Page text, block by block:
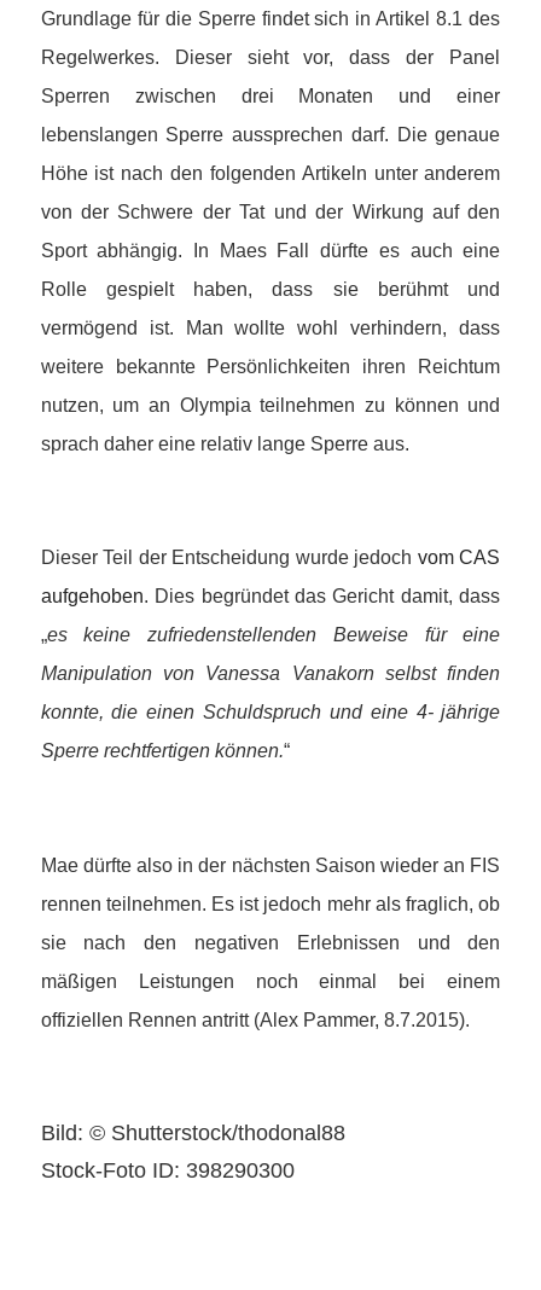
Grundlage für die Sperre findet sich in Artikel 8.1 des
Regelwerkes. Dieser sieht vor, dass der Panel
Sperren zwischen drei Monaten und einer
lebenslangen Sperre aussprechen darf. Die genaue
Höhe ist nach den folgenden Artikeln unter anderem
von der Schwere der Tat und der Wirkung auf den
Sport abhängig. In Maes Fall dürfte es auch eine
Rolle gespielt haben, dass sie berühmt und
vermögend ist. Man wollte wohl verhindern, dass
weitere bekannte Persönlichkeiten ihren Reichtum
nutzen, um an Olympia teilnehmen zu können und
sprach daher eine relativ lange Sperre aus.
Dieser Teil der Entscheidung wurde jedoch vom CAS
aufgehoben. Dies begründet das Gericht damit, dass
„es keine zufriedenstellenden Beweise für eine
Manipulation von Vanessa Vanakorn selbst finden
konnte, die einen Schuldspruch und eine 4- jährige
Sperre rechtfertigen können.“
Mae dürfte also in der nächsten Saison wieder an FIS
rennen teilnehmen. Es ist jedoch mehr als fraglich, ob
sie nach den negativen Erlebnissen und den
mäßigen Leistungen noch einmal bei einem
offiziellen Rennen antritt (Alex Pammer, 8.7.2015).
Bild: © Shutterstock/thodonal88
Stock-Foto ID: 398290300